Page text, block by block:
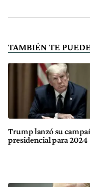
TAMBIÉN TE
Trump lanzó su
presidencial para 2024